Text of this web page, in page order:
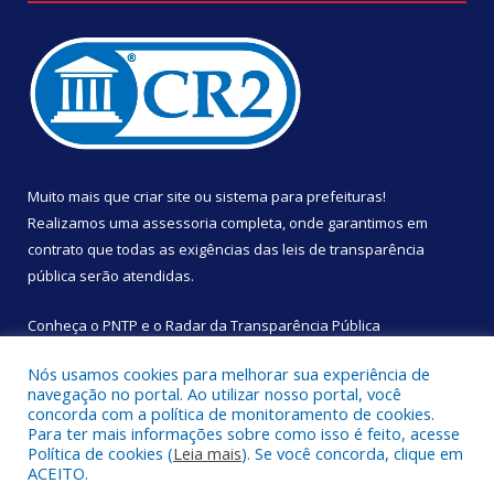
Muito mais que criar site ou sistema para prefeituras!
Realizamos uma assessoria completa, onde garantimos em
contrato que todas as exigências das leis de transparência
pública serão atendidas.
Conheça o PNTP e o Radar da Transparência Pública
Todos os direitos reservados a Câmara Municipal de São
Sebastião da Boa Vista.
Nós usamos cookies para melhorar sua experiência de
navegação no portal. Ao utilizar nosso portal, você
concorda com a política de monitoramento de cookies.
Para ter mais informações sobre como isso é feito, acesse
Política de cookies (Leia mais). Se você concorda, clique em
ACEITO.